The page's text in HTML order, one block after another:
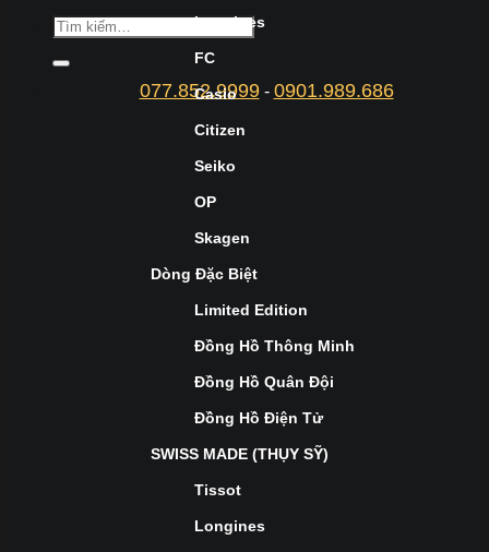
077.852.9999- 0901.989.686
Longines
FC
Casio
Citizen
Seiko
OP
Skagen
Dòng Đặc Biệt
Limited Edition
Đồng Hồ Thông Minh
Đồng Hồ Quân Đội
Đồng Hồ Điện Tử
SWISS MADE (THỤY SỸ)
Tissot
Longines